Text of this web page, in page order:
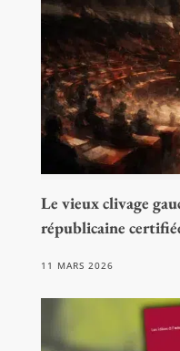
Le vieux clivage
républicaine
11 MARS 2026